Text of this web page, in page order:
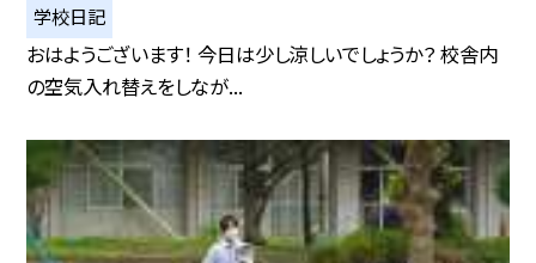
学校日記
おはようございます！ 今日は少し涼しいでしょうか？ 校舎内
の空気入れ替えをしなが...